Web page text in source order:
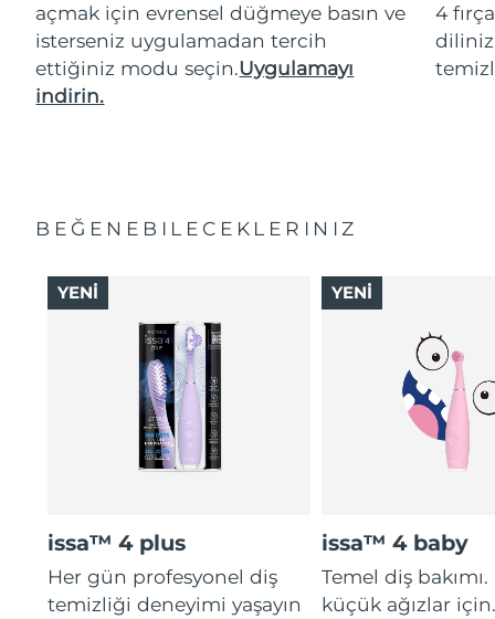
açmak için evrensel düğmeye basın ve
isterseniz uygulamadan tercih
ettiğiniz modu seçin.Uygulamayı
indirin.
4
BEĞENEBILECEKLERINIZ
issa™ 4 plus
Her gün profesyonel diş
temizliği deneyimi yaşayın
YENİ
issa™ 4 baby
Temel diş
küçük ağızlar
YENİ